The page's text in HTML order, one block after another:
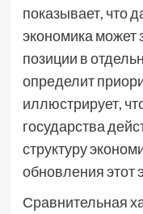
показывает, что
экономика может
позиции в
определит
иллюстрирует,
государства
структуру
обновления этот
Сравнительная